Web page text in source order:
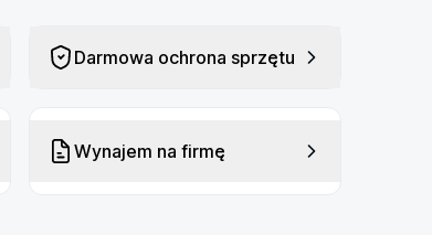
Darmowa ochrona sprzętu
Wynajem na firmę